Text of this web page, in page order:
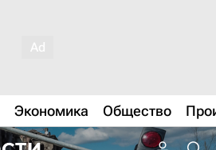
Экономика Общество